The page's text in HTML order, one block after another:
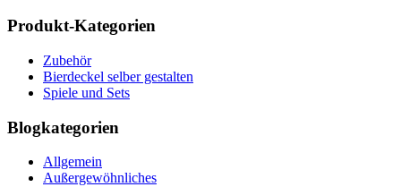
Produkt-Kategorien
Zubehör
Bierdeckel selber gestalten
Spiele und Sets
Blogkategorien
Allgemein
Außergewöhnliches